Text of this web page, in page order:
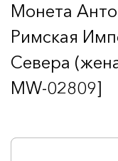
Монета
Римская
Севера
MW-02809]